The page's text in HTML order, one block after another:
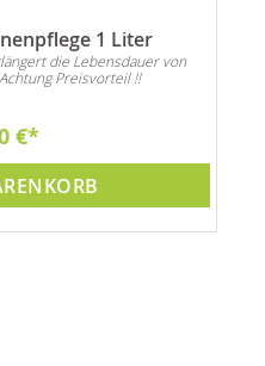
1 Liter
die Lebensdauer von
Preisvorteil !!
€